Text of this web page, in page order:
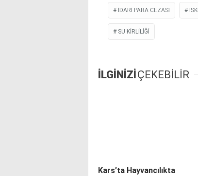
IDARI PARA CEZASI İSKİ
SU KIRLILIĞI
İLGİNİZİÇEKEBİLİR
Kars’ta Hayvancılıkta